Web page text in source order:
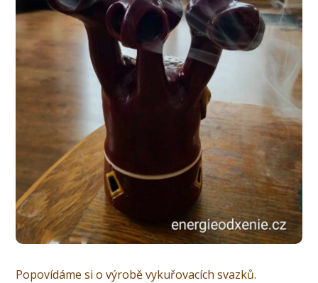
Popovídáme si o výrobě vykuřovacích svazků.